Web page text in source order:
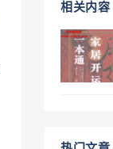
相关内容